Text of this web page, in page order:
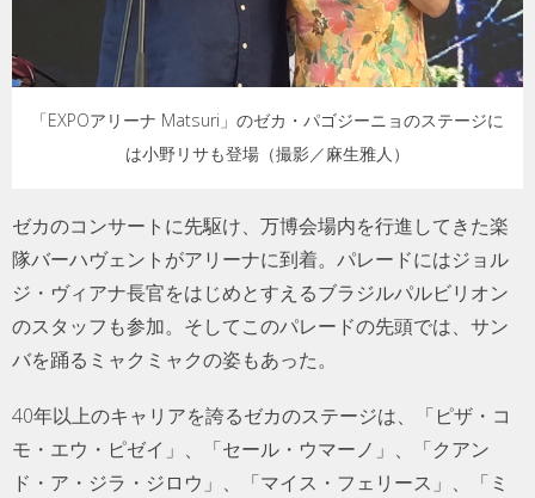
「EXPOアリーナ Matsuri」のゼカ・パゴジーニョのステージに
は小野リサも登場（撮影／麻生雅人）
ゼカのコンサートに先駆け、万博会場内を行進してきた楽
隊バーハヴェントがアリーナに到着。パレードにはジョル
ジ・ヴィアナ長官をはじめとすえるブラジルパルビリオン
のスタッフも参加。そしてこのパレードの先頭では、サン
バを踊るミャクミャクの姿もあった。
40年以上のキャリアを誇るゼカのステージは、「ピザ・コ
モ・エウ・ピゼイ」、「セール・ウマーノ」、「クアン
ド・ア・ジラ・ジロウ」、「マイス・フェリース」、「ミ